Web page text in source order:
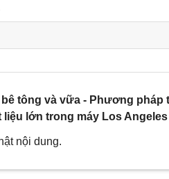
tông và vữa - Phương pháp
liệu lớn trong máy Los Angeles
nội dung.